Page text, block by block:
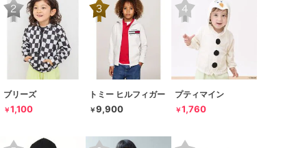
ブリーズ
￥1,100
トミー ヒルフィガー
￥9,900
プティマイン
￥1,760